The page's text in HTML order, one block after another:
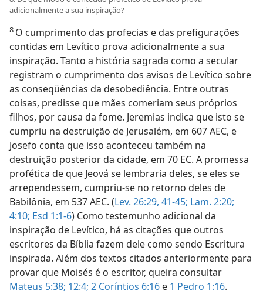
adicionalmente a sua inspiração?
8 O cumprimento das profecias e das prefigurações
contidas em Levítico prova adicionalmente a sua
inspiração. Tanto a história sagrada como a secular
registram o cumprimento dos avisos de Levítico sobre
as conseqüências da desobediência. Entre outras
coisas, predisse que mães comeriam seus próprios
filhos, por causa da fome. Jeremias indica que isto se
cumpriu na destruição de Jerusalém, em 607 AEC, e
Josefo conta que isso aconteceu também na
destruição posterior da cidade, em 70 EC. A promessa
profética de que Jeová se lembraria deles, se eles se
arrependessem, cumpriu-se no retorno deles de
Babilônia, em 537 AEC. (Lev. 26:29, 41-45; Lam. 2:20;
4:10; Esd 1:1-6) Como testemunho adicional da
inspiração de Levítico, há as citações que outros
escritores da Bíblia fazem dele como sendo Escritura
inspirada. Além dos textos citados anteriormente para
provar que Moisés é o escritor, queira consultar
Mateus 5:38; 12:4; 2 Coríntios 6:16 e 1 Pedro 1:16.